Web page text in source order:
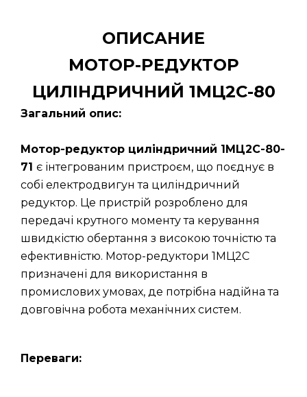
ОПИСАНИЕ
МОТОР-РЕДУКТОР
ЦИЛІНДРИЧНИЙ 1МЦ2С-80
Загальний опис:
Мотор-редуктор циліндричний 1МЦ2С-80-
71 є інтегрованим пристроєм, що поєднує в
собі електродвигун та циліндричний
редуктор. Це пристрій розроблено для
передачі крутного моменту та керування
швидкістю обертання з високою точністю та
ефективністю. Мотор-редуктори 1МЦ2С
призначені для використання в
промислових умовах, де потрібна надійна та
довговічна робота механічних систем.
Переваги: